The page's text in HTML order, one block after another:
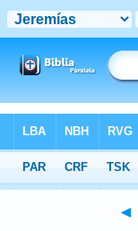
>Jeremías Capítulo 42 > Verso 19
◄